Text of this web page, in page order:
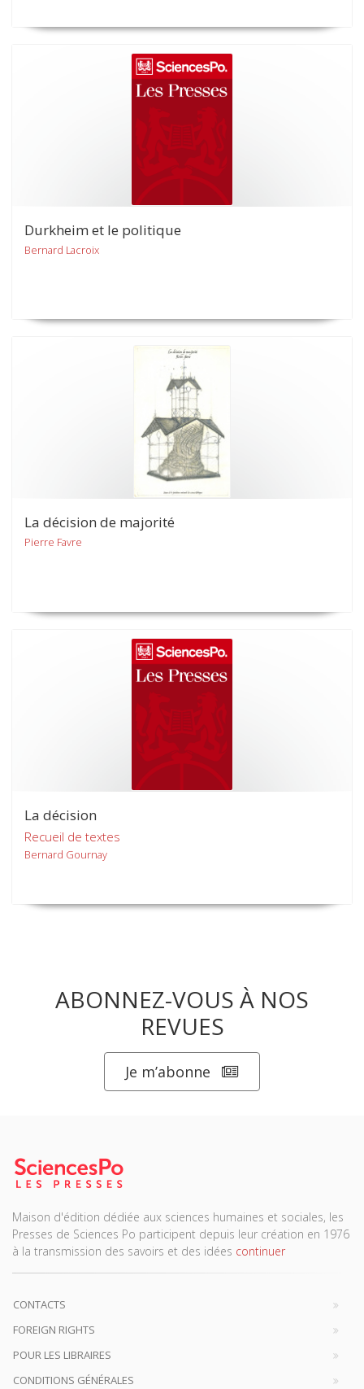
Durkheim et le politique
Bernard Lacroix
La décision de majorité
Pierre Favre
La décision
Recueil de textes
Bernard Gournay
ABONNEZ-VOUS À NOS
REVUES
Je m’abonne
Maison d'édition dédiée aux sciences humaines et sociales, les
Presses de Sciences Po participent depuis leur création en 1976
à la transmission des savoirs et des idées continuer
CONTACTS
FOREIGN RIGHTS
POUR LES LIBRAIRES
CONDITIONS GÉNÉRALES